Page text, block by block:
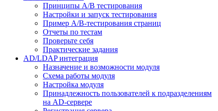
Принципы A/B тестирования
Настройки и запуск тестирования
Пример A/B-тестирования страниц
Отчеты по тестам
Проверьте себя
Практические задания
AD/LDAP интеграция
Назначение и возможности модуля
Схема работы модуля
Настройка модуля
Принадлежность пользователей к подразделениям
на AD-сервере